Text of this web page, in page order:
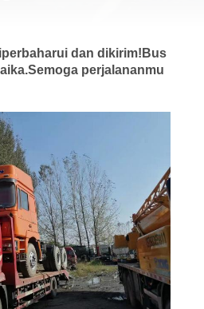
dan dikirim!Bus
perjalananmu